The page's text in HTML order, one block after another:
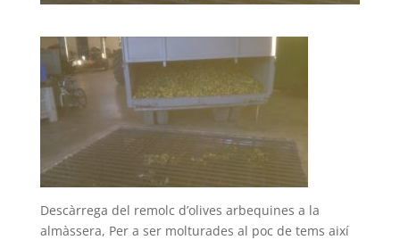
Descàrrega del remolc d’olives arbequines a la
almàssera, Per a ser molturades al poc de tems així